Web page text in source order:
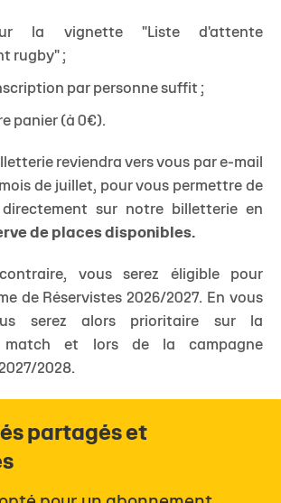
la vignette "Liste d'attente
rugby" ;
par personne suffit ;
panier (à 0€).
reviendra vers vous par e-mail
de juillet, pour vous permettre de
sur notre billetterie en
de places disponibles.
vous serez éligible pour
de Réservistes 2026/2027. En vous
serez alors prioritaire sur la
match et lors de la campagne
2028.
partagés et